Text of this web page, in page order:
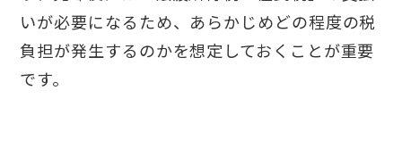
いが必要になるため、あらかじめどの程度の税
負担が発生するのかを想定しておくことが重要
です。